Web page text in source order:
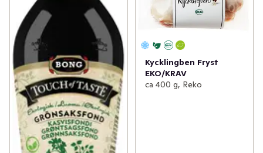
Kycklingben Fryst
EKO/KRAV
ca 400 g, Reko